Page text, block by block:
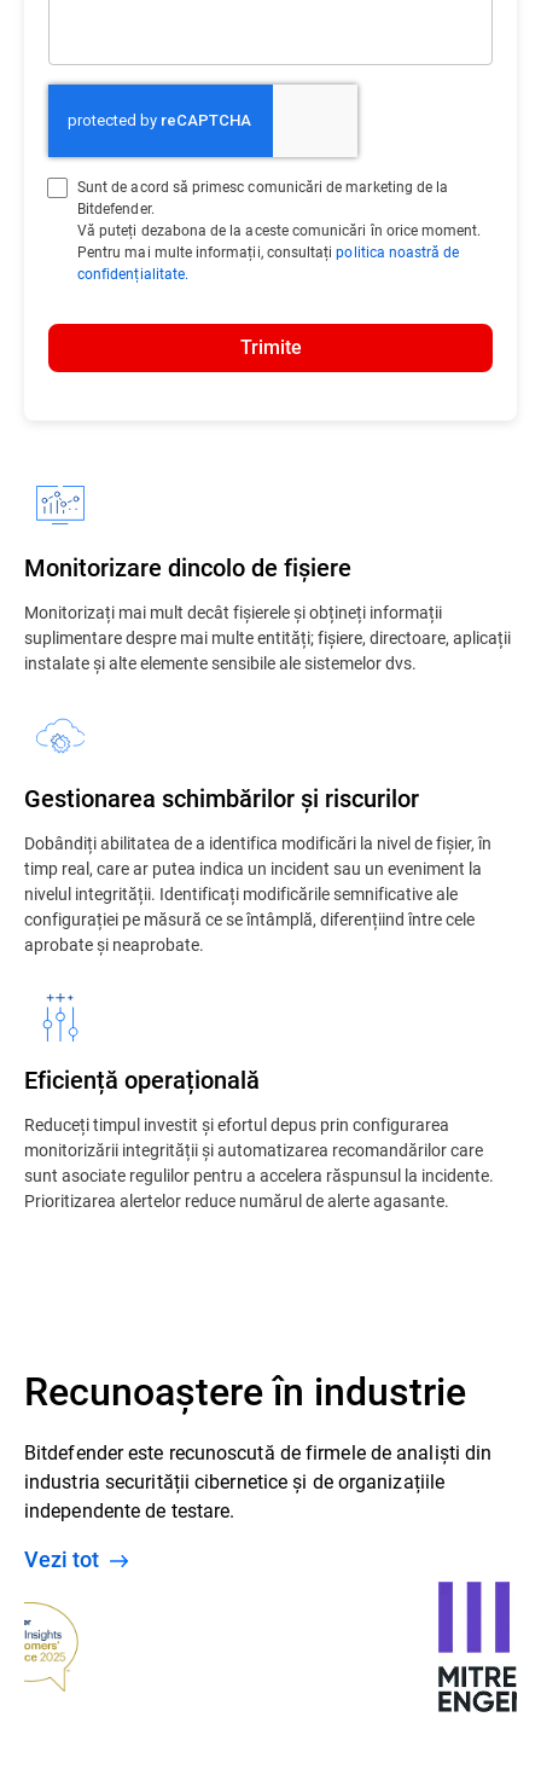
Monitorizare dincolo de fișiere
Monitorizați mai mult decât fișierele și obțineți informații
suplimentare despre mai multe entități; fișiere, directoare, aplicații
instalate și alte elemente sensibile ale sistemelor dvs.
Gestionarea schimbărilor și riscurilor
Dobândiți abilitatea de a identifica modificări la nivel de fișier, în
timp real, care ar putea indica un incident sau un eveniment la
nivelul integrității​. Identificați modificările semnificative ale
configurației pe măsură ce se întâmplă, diferențiind între cele
aprobate și neaprobate.
Eficiență operațională
Reduceți timpul investit și efortul depus prin configurarea
monitorizării integrității și automatizarea recomandărilor care
sunt asociate regulilor pentru a accelera răspunsul la incidente​.
Prioritizarea alertelor reduce numărul de alerte agasante.
Sunt de acord să primesc comunicări de marketing de la
Bitdefender.
Vă puteți dezabona de la aceste comunicări în orice moment.
Pentru mai multe informații, consultațipolitica noastră de
confidențialitate.
Trimite
Recunoaștere în industrie
Bitdefender este recunoscută de firmele de analiști din
industria securității cibernetice și de organizațiile
independente de testare.
Vezi tot